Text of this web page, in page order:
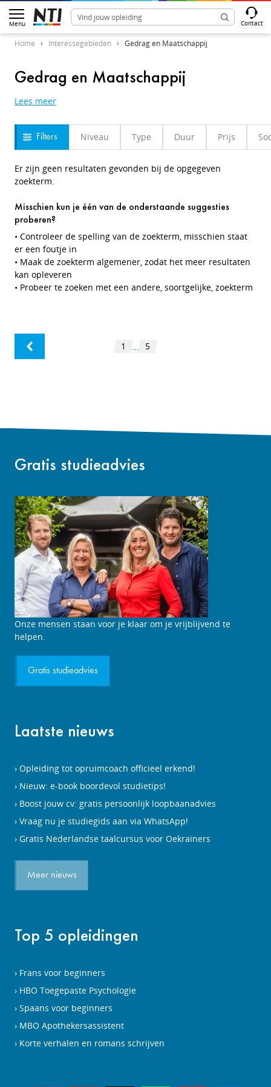
Menu Contact
Home Interessegebieden Gedrag en Maatschappij
Gedrag en Maatschappij
Lees meer
Filters Niveau Type Duur Prijs
Er zijn geen resultaten gevonden bij de opgegeven
zoekterm.
Misschien kun je één van de onderstaande suggesties
proberen?
• Controleer de spelling van de zoekterm, misschien staat
er een foutje in
• Maak de zoekterm algemener, zodat het meer resultaten
kan opleveren
• Probeer te zoeken met een andere, soortgelijke, zoekterm
1 5
Gratis studieadvies
Onze mensen staan voor je klaar om je vrijblijvend te
helpen.
Gratis studieadvies
Laatste nieuws
Opleiding tot opruimcoach officieel erkend!
Nieuw: e-book boordevol studietips!
Boost jouw cv: gratis persoonlijk loopbaanadvies
Vraag nu je studiegids aan via WhatsApp!
Gratis Nederlandse taalcursus voor Oekraïners
Meer nieuws
Top 5 opleidingen
Frans voor beginners
HBO Toegepaste Psychologie
Spaans voor beginners
MBO Apothekersassistent
Korte verhalen en romans schrijven